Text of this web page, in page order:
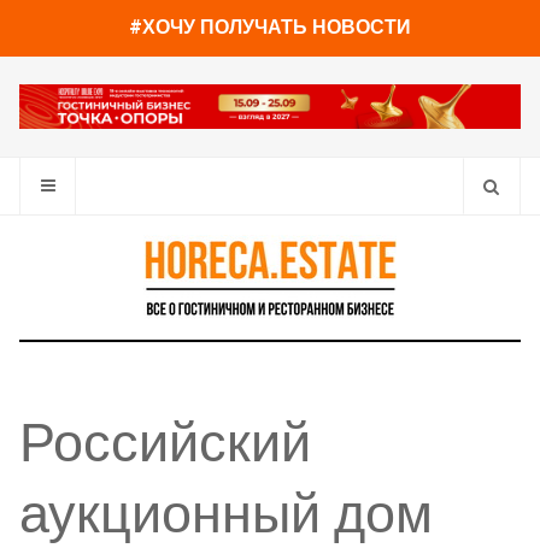
#ХОЧУ ПОЛУЧАТЬ НОВОСТИ
Российский
аукционный дом